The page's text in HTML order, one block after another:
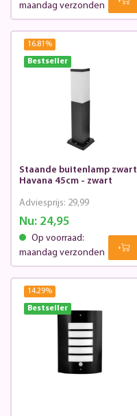
maandag verzonden
16.81 %
Bestseller
Staande buitenlamp zwart
Havana 45cm - zwart
Nu:24,95
Adviesprijs: 29,99
Op voorraad:
maandag verzonden
14.29%
Bestseller